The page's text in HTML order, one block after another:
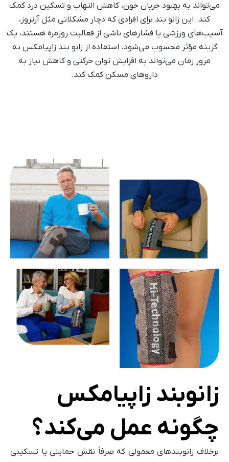
می‌تواند به بهبود جریان خون، کاهش التهاب و تسکین درد کمک
کند. این زانو بند برای افرادی که دچار مشکلاتی مثل آرتروز،
آسیب‌های ورزشی یا فشارهای ناشی از فعالیت روزمره هستند، یک
گزینه مؤثر محسوب می‌شود. استفاده از زانو بند زاپیامکس به
مرور زمان می‌تواند به افزایش توان حرکتی و کاهش نیاز به
داروهای مسکن کمک کند.
زانوبند زاپیامکس
چگونه عمل می‌کند؟
برخلاف زانوبندهای معمولی که صرفاً نقش حمایتی یا تسکینی